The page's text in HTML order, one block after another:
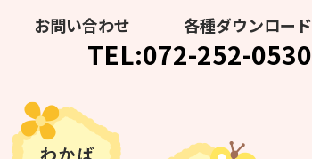
お問い合わせ 各種ダウンロード
TEL:072-252-0530